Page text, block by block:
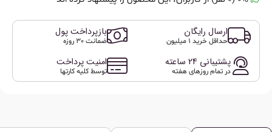
ارسال رایگان
حداقل خرید 1 میلیون
بازپرداخت پول
ضمانت 30 روزه
پشتیبانی 24 ساعته
در تمام روزهای هفته
امنیت پرداخت
توسط کلیه کارتها